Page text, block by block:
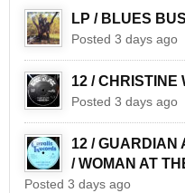
LP / BLUES
Posted 3 days ago
12 / CHRISTINE
Posted 3 days ago
12 / GUARDIAN
/ WOMAN AT
Posted 3 days ago